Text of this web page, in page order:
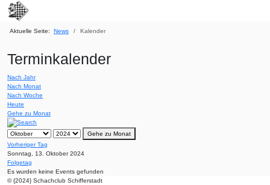
Aktuelle Seite: News Kalender
Terminkalender
Nach Jahr
Nach Monat
Nach Woche
Heute
Gehe zu Monat
Gehe zu Monat
Vorheriger Tag
Sonntag, 13. Oktober 2024
Folgetag
Es wurden keine Events gefunden
© {2024} Schachclub Schifferstadt